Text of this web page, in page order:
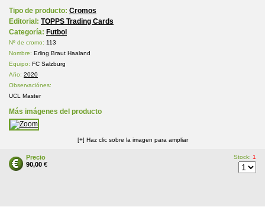
Tipo de producto: Cromos
Editorial: TOPPS Trading Cards
Categoría: Futbol
Nº de cromo: 113
Nombre: Erling Braut Haaland
Equipo: FC Salzburg
Año: 2020
Observaciónes:
UCL Master
Más imágenes del producto
[+] Haz clic sobre la imagen para ampliar
Precio
90,00 €
Stock: 1